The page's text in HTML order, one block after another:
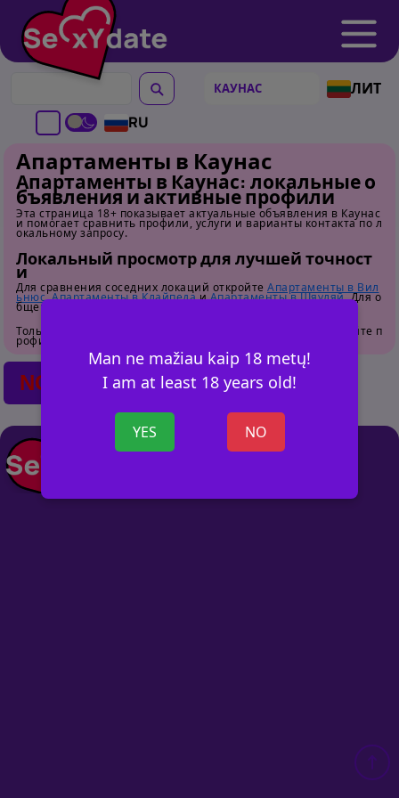
ЛИТ
RU
Man ne mažiau kaip 18 metų!
I am at least 18 years old!
YES NO
Апартаменты в Каунас
Апартаменты в Каунас: локальные о
бъявления и активные профили
Эта страница 18+ показывает актуальные объявления в Каунас
и помогает сравнить профили, услуги и варианты контакта по л
окальному запросу.
Локальный просмотр для лучшей точност
и
Для сравнения соседних локаций откройте Апартаменты в Вил
ьнюс,Апартаменты в КлайпедаиАпартаменты в Шяуляй. Для о
бщего обзора перейдите на
Только для взрослых. Перед контактом внимательно изучайте п
рофили.
NO POSTS FOUND
+ ОБЪЯВ